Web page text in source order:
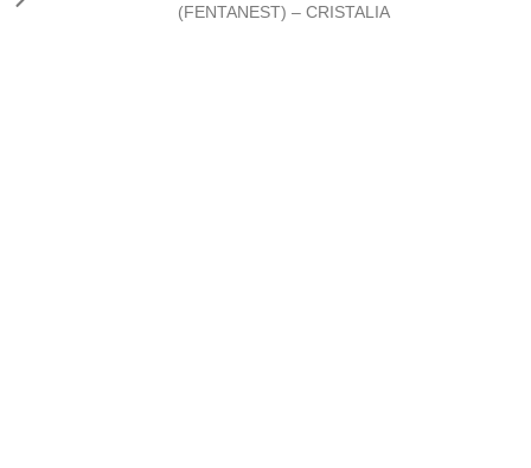
(FENTANEST) – CRISTALIA